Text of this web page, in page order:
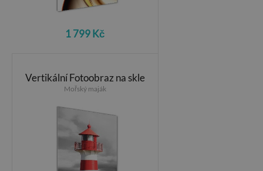
1 799 Kč
Vertikální Fotoobraz na skle
Mořský maják